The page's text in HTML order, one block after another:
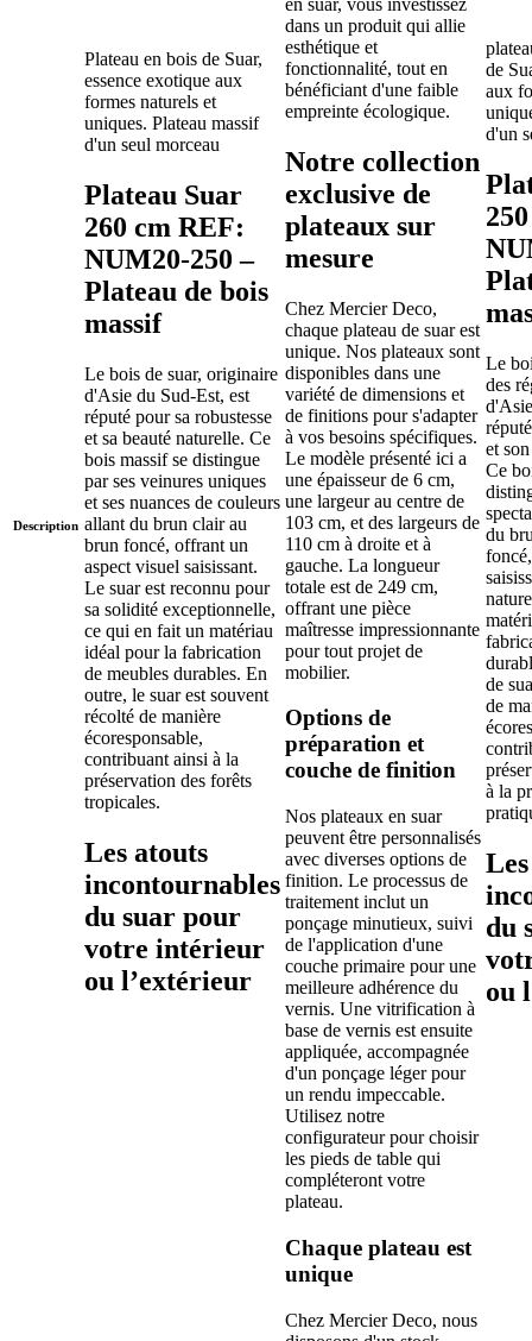
Description
Plateau en bois de Suar,
essence exotique aux
formes naturels et
uniques. Plateau massif
d'un seul morceau
Plateau Suar
260 cm REF:
NUM20-250 –
Plateau de bois
massif
Le bois de suar, originaire
d'Asie du Sud-Est, est
réputé pour sa robustesse
et sa beauté naturelle. Ce
bois massif se distingue
par ses veinures uniques
et ses nuances de couleurs
allant du brun clair au
brun foncé, offrant un
aspect visuel saisissant.
Le suar est reconnu pour
sa solidité exceptionnelle,
ce qui en fait un matériau
idéal pour la fabrication
de meubles durables. En
outre, le suar est souvent
récolté de manière
écoresponsable,
contribuant ainsi à la
préservation des forêts
tropicales.
Les atouts
incontournables
du suar pour
votre intérieur
ou l’extérieur
en suar, vous investissez
dans un produit qui allie
esthétique et
fonctionnalité, tout en
bénéficiant d'une faible
empreinte écologique.
Notre collection
exclusive de
plateaux sur
mesure
Chez Mercier Deco,
chaque plateau de suar est
unique. Nos plateaux sont
disponibles dans une
variété de dimensions et
de finitions pour s'adapter
à vos besoins spécifiques.
Le modèle présenté ici a
une épaisseur de 6 cm,
une largeur au centre de
103 cm, et des largeurs de
110 cm à droite et à
gauche. La longueur
totale est de 249 cm,
offrant une pièce
maîtresse impressionnante
pour tout projet de
mobilier.
Options de
préparation et
couche de finition
Nos plateaux en suar
peuvent être personnalisés
avec diverses options de
finition. Le processus de
traitement inclut un
ponçage minutieux, suivi
de l'application d'une
couche primaire pour une
meilleure adhérence du
vernis. Une vitrification à
base de vernis est ensuite
appliquée, accompagnée
d'un ponçage léger pour
un rendu impeccable.
Utilisez notre
configurateur pour choisir
les pieds de table qui
compléteront votre
plateau.
Chaque plateau est
unique
Chez Mercier Deco, nous
de
aux
d'un
Le
des
et
Ce
du
de
de
à la
du
ou